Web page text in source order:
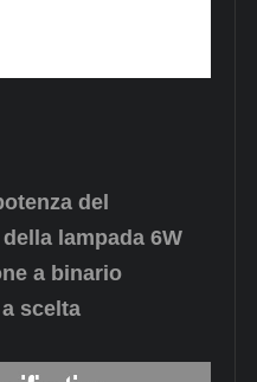
del
lampada 6W
a binario
scelta